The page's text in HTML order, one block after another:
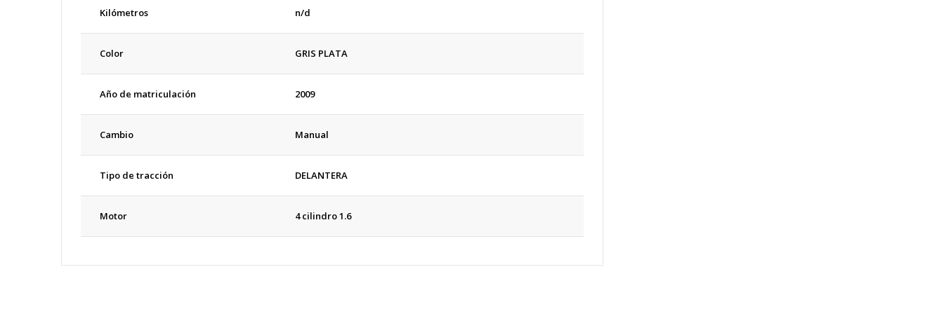
Kilómetros n/d
Color GRIS PLATA
Año de matriculación 2009
Cambio Manual
Tipo de tracción DELANTERA
Motor 4 cilindro 1.6